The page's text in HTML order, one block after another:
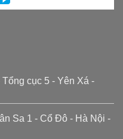
cục 5 - Yên Xá -
Sa 1 - Cổ Đô - Hà Nội -